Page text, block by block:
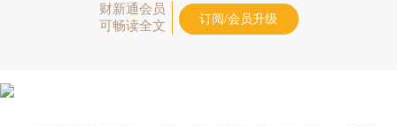
财新通会员
可畅读全文
订阅/会员升级